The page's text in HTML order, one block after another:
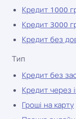
Кредит 1000
Кредит 3000
Кредит без
Тип
Кредит без
Кредит через
Гроші на карту